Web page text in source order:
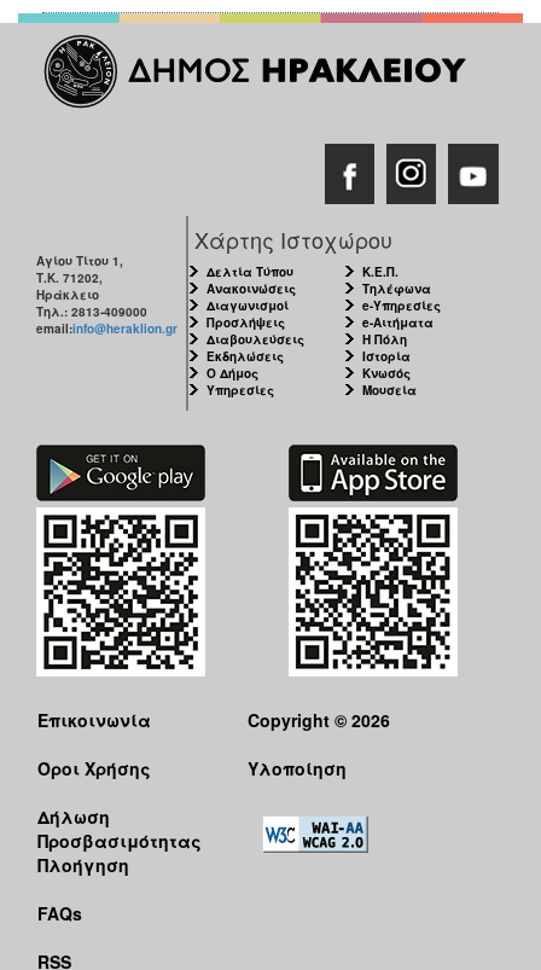
Αγίου Τίτου 1,
Τ.Κ. 71202,
Ηράκλειο
Τηλ.: 2813-409000
email:info@heraklion.gr
Χάρτης Ιστοχώρου
Δελτία Τύπου
Ανακοινώσεις
Διαγωνισμοί
Προσλήψεις
Διαβουλεύσεις
Εκδηλώσεις
Ο Δήμος
Υπηρεσίες
Κ.Ε.Π.
Τηλέφωνα
e-Υπηρεσίες
e-Αιτήματα
Η Πόλη
Ιστορία
Κνωσός
Μουσεία
Επικοινωνία
Όροι Χρήσης
Δήλωση
Προσβασιμότητας
Πλοήγηση
FAQs
RSS
Copyright © 2026
Υλοποίηση